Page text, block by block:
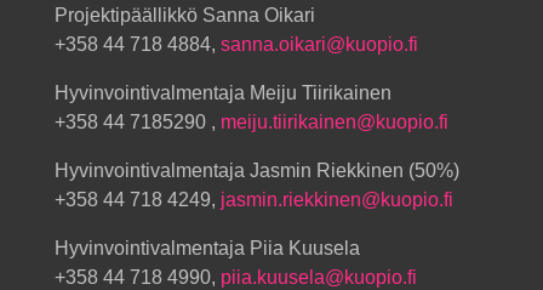
Projektipäällikkö Sanna Oikari
+358 44 718 4884, sanna.oikari@kuopio.fi
Hyvinvointivalmentaja Meiju Tiirikainen
+358 44 7185290 , meiju.tiirikainen@kuopio.fi
Hyvinvointivalmentaja Jasmin Riekkinen (50%)
+358 44 718 4249, jasmin.riekkinen@kuopio.fi
Hyvinvointivalmentaja Piia Kuusela
+358 44 718 4990, piia.kuusela@kuopio.fi